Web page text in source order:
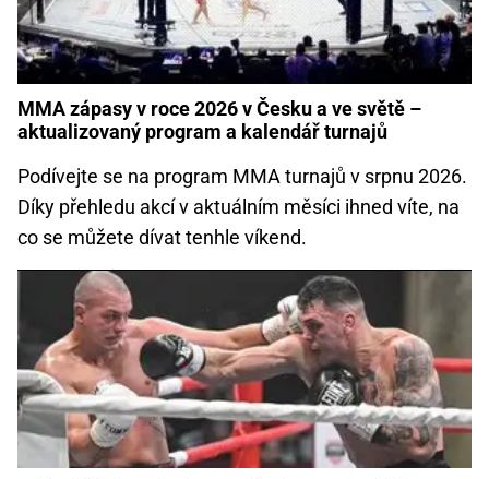
MMA zápasy v roce 2026 v Česku a ve světě –
aktualizovaný program a kalendář turnajů
Podívejte se na program MMA turnajů v srpnu 2026.
Díky přehledu akcí v aktuálním měsíci ihned víte, na
co se můžete dívat tenhle víkend.